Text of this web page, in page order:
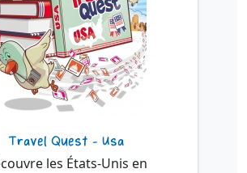
Travel Quest - Usa
les États-Unis en